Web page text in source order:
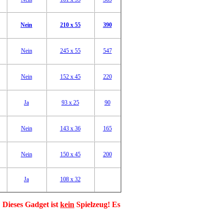
Nein 210 x 55 390
Nein 245 x 55 547
Nein 152 x 45 220
Ja 93 x 25 90
Nein 143 x 36 165
Nein 150 x 45 200
Ja 108 x 32
Dieses Gadget ist kein Spielzeug! Es